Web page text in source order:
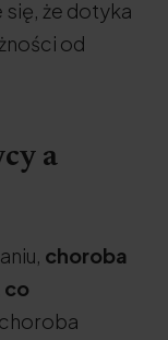
że dotyka
od
a
choroba
co